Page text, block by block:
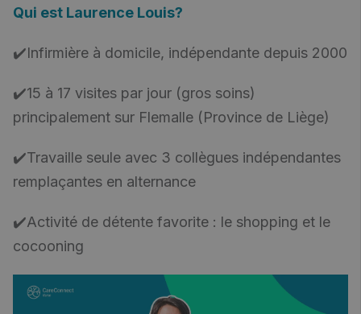
Qui est Laurence Louis?
✔️Infirmière à domicile, indépendante depuis 2000
✔️15 à 17 visites par jour (gros soins)
principalement sur Flemalle (Province de Liège)
✔️Travaille seule avec 3 collègues indépendantes
remplaçantes en alternance
✔️Activité de détente favorite : le shopping et le
cocooning